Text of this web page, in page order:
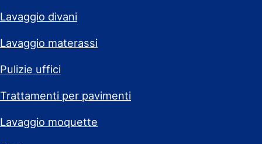
Lavaggio divani
Lavaggio materassi
Pulizie uffici
Trattamenti per pavimenti
Lavaggio moquette